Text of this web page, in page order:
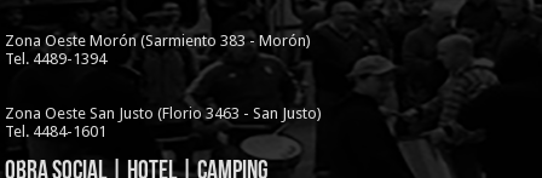
Zona Oeste Morón (Sarmiento 383 - Morón)
Tel. 4489-1394
Zona Oeste San Justo (Florio 3463 - San Justo)
Tel. 4484-1601
Obra Social | Hotel | Camping